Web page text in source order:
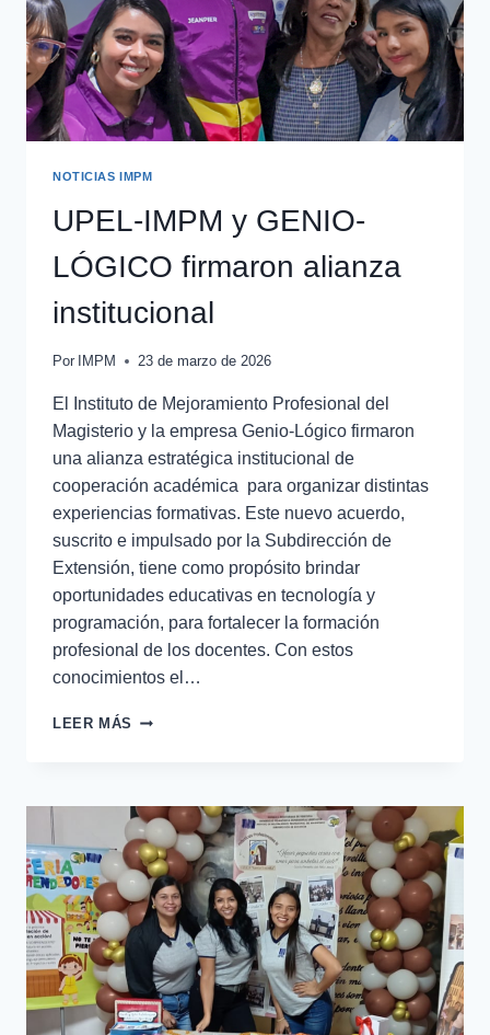
NOTICIAS IMPM
UPEL-IMPM y GENIO-
LÓGICO firmaron alianza
institucional
Por IMPM 23 de marzo de 2026
El Instituto de Mejoramiento Profesional del
Magisterio y la empresa Genio-Lógico firmaron
una alianza estratégica institucional de
cooperación académica para organizar distintas
experiencias formativas. Este nuevo acuerdo,
suscrito e impulsado por la Subdirección de
Extensión, tiene como propósito brindar
oportunidades educativas en tecnología y
programación, para fortalecer la formación
profesional de los docentes. Con estos
conocimientos el…
LEER MÁS